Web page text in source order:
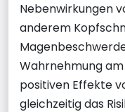
Nebenwirkungen
anderem
Wahrnehmung
positiven Effekte
gleichzeitig das